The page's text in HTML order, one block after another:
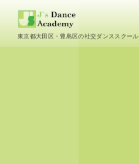
東京都大田区・豊島区の社交ダンススクール